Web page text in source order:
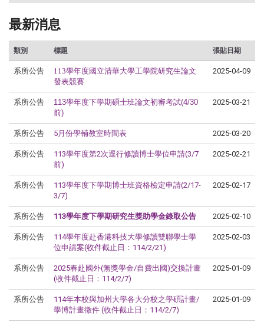
最新消息
類別 標題 張貼日期
系所公告
113學年度國立清華大學工學院研究生論文
發表競賽
2025-04-09
系所公告
113學年度下學期碩士班論文初審考試(4/30
前)
2025-03-21
系所公告 5月份學輔教室時間表 2025-03-20
系所公告
113學年度第2次逕行修讀博士學位申請(3/7
前)
2025-02-21
系所公告
113學年度下學期博士班資格檢定申請(2/17-
3/7)
2025-02-17
系所公告 113學年度下學期研究生獎助學金錄取公告 2025-02-10
系所公告
114學年度赴香港科技大學修讀雙聯學士學
位申請案(收件截止日：114/2/21)
2025-02-03
系所公告
2025春赴國外(無獎學金/自費出國)交換計畫
(收件截止日：114/2/7)
2025-01-09
系所公告
114年本校與加州大學各大分校之學碩計畫/
學博計畫徵件 (收件截止日：114/2/7)
2025-01-09